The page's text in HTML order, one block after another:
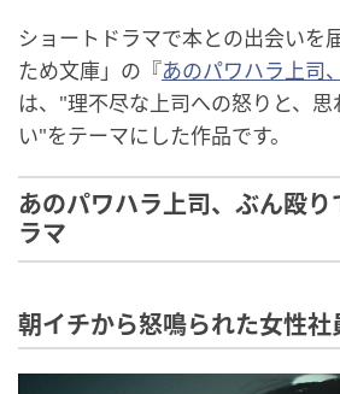
ショートドラマで本との出会いを
ため文庫」の『あのパワハラ上司
は、"理不尽な上司への怒りと、
い"をテーマにした作品です。
あのパワハラ上司、ぶん殴
ラマ
朝イチから怒鳴られた女性社